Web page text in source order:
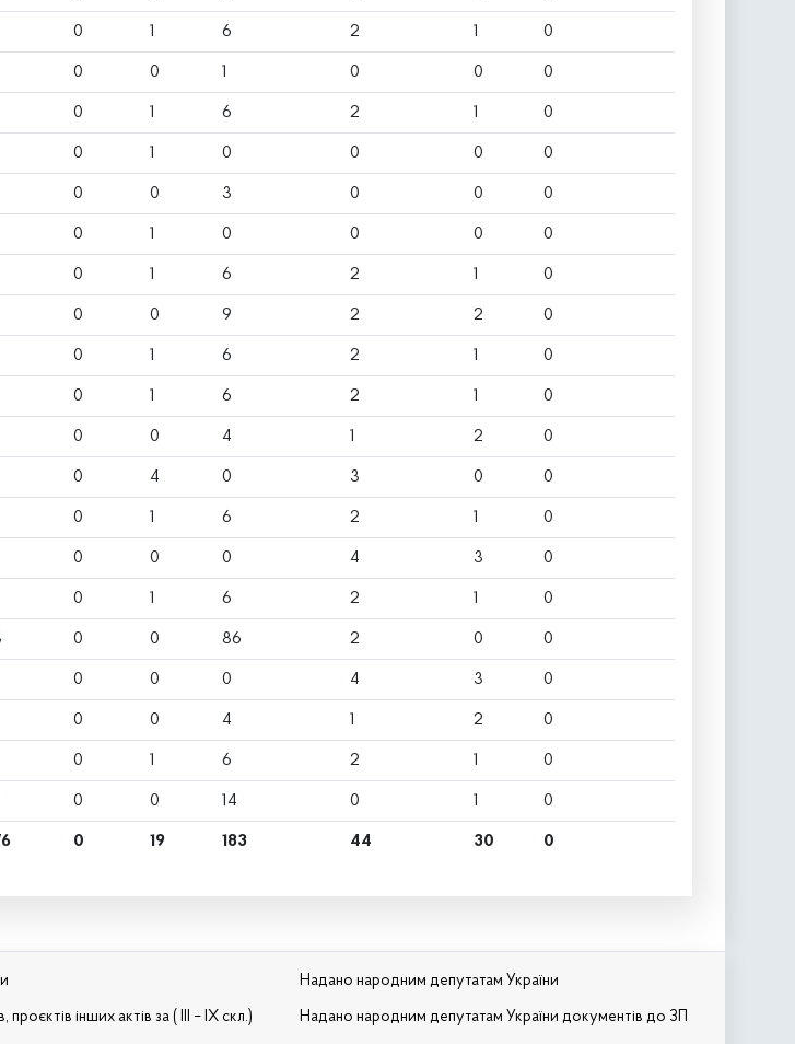
0 1 6 2 1 0
0 0 1 0 0 0
0 1 6 2 1 0
0 1 0 0 0 0
0 0 3 0 0 0
0 1 0 0 0 0
0 1 6 2 1 0
0 0 9 2 2 0
0 1 6 2 1 0
0 1 6 2 1 0
0 0 4 1 2 0
0 4 0 3 0 0
0 1 6 2 1 0
0 0 0 4 3 0
0 1 6 2 1 0
0 0 86 2 0 0
0 0 0 4 3 0
0 0 4 1 2 0
0 1 6 2 1 0
0 0 14 0 1 0
0 19 183 44 30 0
проєктів інших актів за ( III – IX скл.)
Надано народним депутатам України
Надано народним депутатам України документів до ЗП